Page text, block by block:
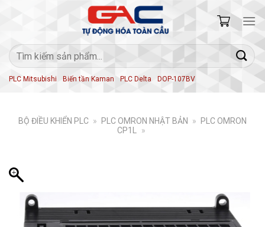
Tìm
kiếm:
PLC Mitsubishi Biến tần Kaman PLC Delta DOP-107BV
BỘ ĐIỀU KHIỂN PLC » PLC OMRON NHẬT BẢN »
PLC OMRON
CP1L
»